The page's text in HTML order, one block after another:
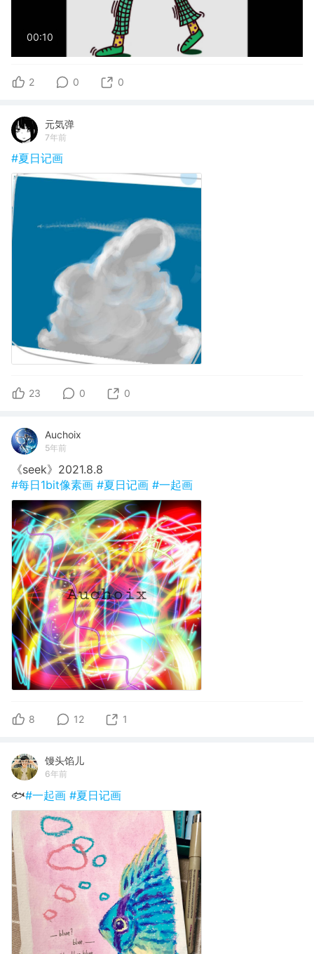
00:10
2 0 0
元気弹
7年前
#夏日记画
23 0 0
Auchoix
5年前
《seek》2021.8.8
#每日1bit像素画 #夏日记画 #一起画
8 12 1
馒头馅儿
6年前
🐟#一起画 #夏日记画